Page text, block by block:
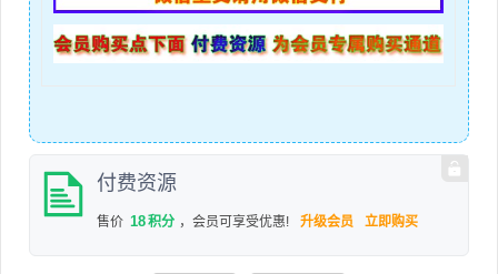
付费资源
售价 18积分 ，会员可享受优惠! 升级会员 立即购买